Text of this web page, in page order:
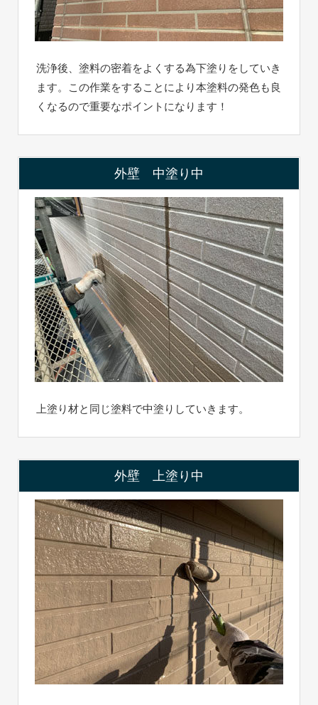
洗浄後、塗料の密着をよくする為下塗りをしていき
ます。この作業をすることにより本塗料の発色も良
くなるので重要なポイントになります！
外壁 中塗り中
上塗り材と同じ塗料で中塗りしていきます。
外壁 上塗り中